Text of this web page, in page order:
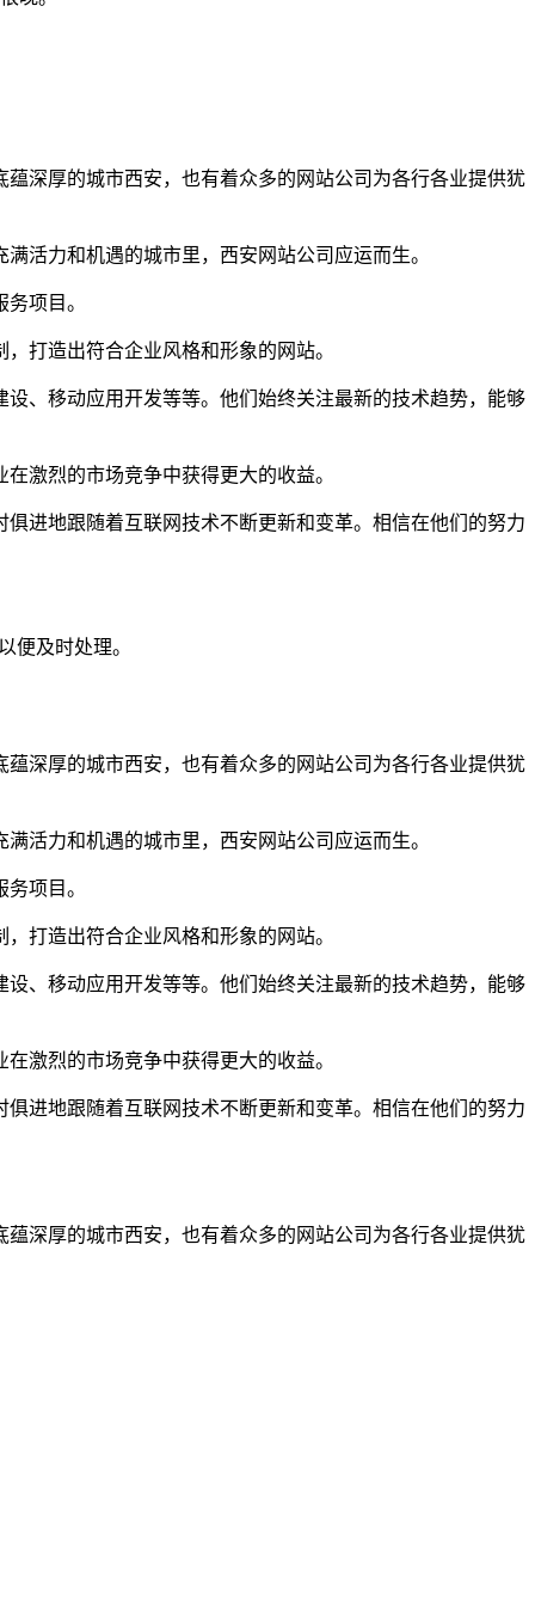
深厚的城市西安，也有着众多的网站公司为各行各业提供犹
活力和机遇的城市里，西安网站公司应运而生。
项目。
打造出符合企业风格和形象的网站。
、移动应用开发等等。他们始终关注最新的技术趋势，能够
激烈的市场竞争中获得更大的收益。
进地跟随着互联网技术不断更新和变革。相信在他们的努力
便及时处理。
深厚的城市西安，也有着众多的网站公司为各行各业提供犹
活力和机遇的城市里，西安网站公司应运而生。
项目。
打造出符合企业风格和形象的网站。
、移动应用开发等等。他们始终关注最新的技术趋势，能够
激烈的市场竞争中获得更大的收益。
进地跟随着互联网技术不断更新和变革。相信在他们的努力
深厚的城市西安，也有着众多的网站公司为各行各业提供犹